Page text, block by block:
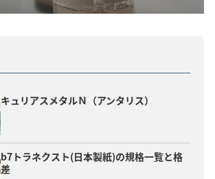
キュリアスメタルＮ（アンタリス）
b7トラネクスト(日本製紙)の規格一覧と格
差